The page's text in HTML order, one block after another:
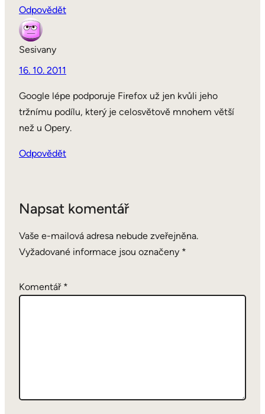
Odpovědět
Sesivany
16. 10. 2011
Google lépe podporuje Firefox už jen kvůli jeho
tržnímu podílu, který je celosvětově mnohem větší
než u Opery.
Odpovědět
Napsat komentář
Vaše e-mailová adresa nebude zveřejněna.
Vyžadované informace jsou označeny *
Komentář *